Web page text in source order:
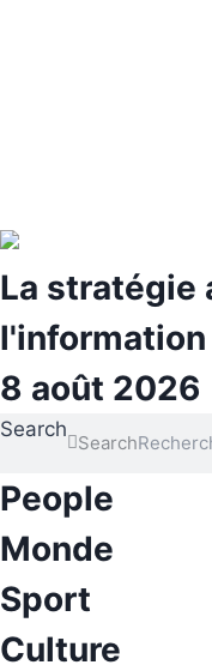
La stratégie
l'information
8 août 2026
Search
Search
People
Monde
Sport
Culture